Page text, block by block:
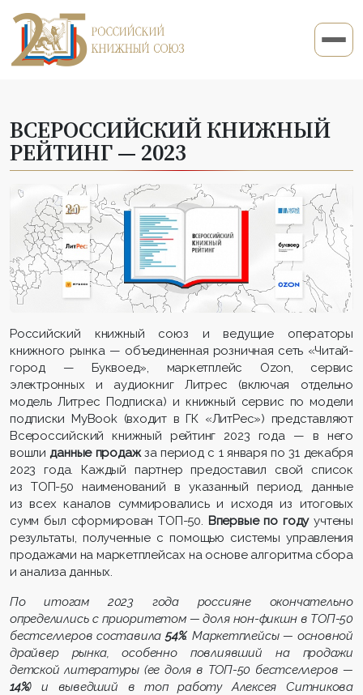
ВСЕРОССИЙСКИЙ КНИЖНЫЙ
РЕЙТИНГ — 2023
Российский книжный союз и ведущие операторы
книжного рынка — объединенная розничная сеть «Читай-
город — Буквоед», маркетплейс Ozon, сервис
электронных и аудиокниг Литрес (включая отдельно
модель Литрес Подписка) и книжный сервис по модели
подписки MyBook (входит в ГК «ЛитРес») представляют
Всероссийский книжный рейтинг 2023 года — в него
вошлиданные продажза период с 1 января по 31 декабря
2023 года. Каждый партнер предоставил свой список
из ТОП-50 наименований в указанный период, данные
из всех каналов суммировались и исходя из итоговых
сумм был сформирован ТОП-50. Впервые по годуучтены
результаты, полученные с помощью системы управления
продажами на маркетплейсах на основе алгоритма сбора
и анализа данных.
По итогам 2023 года россияне окончательно
определились с приоритетом — доля нон-фикшн в ТОП-50
бестселлеров составила54%. Маркетплейсы — основной
драйвер рынка, особенно повлиявший на продажи
детской литературы (ее доля в ТОП-50 бестселлеров —
14%) и выведший в топ работу Алексея Ситникова